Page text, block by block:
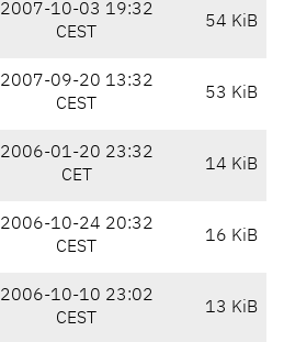
2007-10-03 19:32
CEST
54 KiB
2007-09-20 13:32
CEST
53 KiB
2006-01-20 23:32
CET
14 KiB
2006-10-24 20:32
CEST
16 KiB
2006-10-10 23:02
CEST
13 KiB